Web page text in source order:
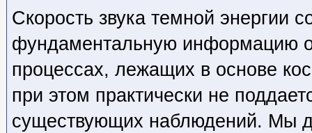
Скорость звука темной энергии
фундаментальную информацию
процессах, лежащих в основе
при этом практически не
существующих наблюдений. Мы